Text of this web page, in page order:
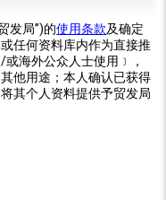
发局”)的使用条款及确定
任何资料库内作为直接推
海外公众人士使用﹞，
他用途；本人确认已获得
其个人资料提供予贸发局